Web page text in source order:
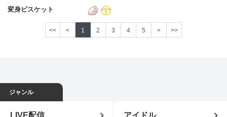
変身ビスケット
<< < 1 2 3 4 5 > >>
ジャンル
LIVE配信 アイドル